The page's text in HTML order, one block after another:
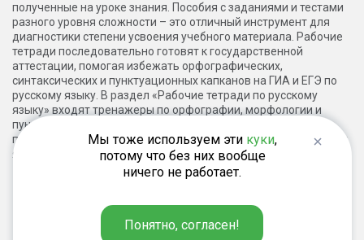
полученные на уроке знания. Пособия с заданиями и тестами
разного уровня сложности – это отличный инструмент для
диагностики степени усвоения учебного материала. Рабочие
тетради последовательно готовят к государственной
аттестации, помогая избежать орфографических,
синтаксических и пунктуационных капканов на ГИА и ЕГЭ по
русскому языку. В раздел «Рабочие тетради по русскому
языку» входят тренажеры по орфографии, морфологии и
пунктуации, КИМы, тематические тесты, задания для
подготовки к Всероссийской проверочной работе по русскому
языку, упражнения на отработку сложных тем курса.
Для каких учебных программ
предназначены рабочие тетради по
русскому языку для 6 класса
издательства «Вако»
Мы тоже используем эти куки,
потому что без них вообще
ничего не работает.
Понятно, согласен!